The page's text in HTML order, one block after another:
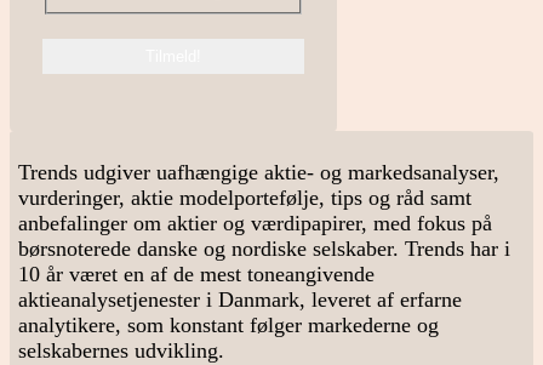
Trends udgiver uafhængige aktie- og markedsanalyser,
vurderinger, aktie modelportefølje, tips og råd samt
anbefalinger om aktier og værdipapirer, med fokus på
børsnoterede danske og nordiske selskaber. Trends har i
10 år været en af de mest toneangivende
aktieanalysetjenester i Danmark, leveret af erfarne
analytikere, som konstant følger markederne og
selskabernes udvikling.